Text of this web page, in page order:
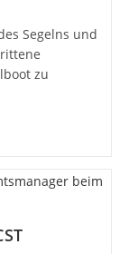
Segelns und
zu